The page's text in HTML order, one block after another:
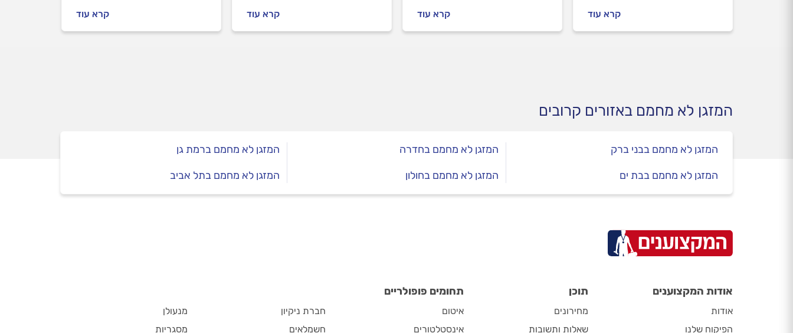
לכם מה כדאי לעשות לפני
שמזמינים טכנאי מזגנים ואיך
קרא עוד
מזגנים, איך מתנהלים מולו וכמה
תיקון מזגן שמקצר עולה? כל
קרא עוד
מזגנים ואיך מתנהלים מולו? כל
התשובות במקום אחד.
קרא עוד
מול טכנאי המזגנים? יוצאים
לדרך.
קרא עוד
המזגן לא מחמם באזורים קרובים
המזגן לא מחמם בבני ברק
המזגן לא מחמם בבת ים
המזגן לא מחמם בחדרה
המזגן לא מחמם בחולון
המזגן לא מחמם ברמת גן
המזגן לא מחמם בתל אביב
אודות המקצוענים
אודות
הפיקוח שלנו
תוכן
מחירונים
שאלות ותשובות
תחומים פופולריים
איטום
אינסטלטורים
חברת ניקיון
חשמלאים
מנעולן
מסגריות